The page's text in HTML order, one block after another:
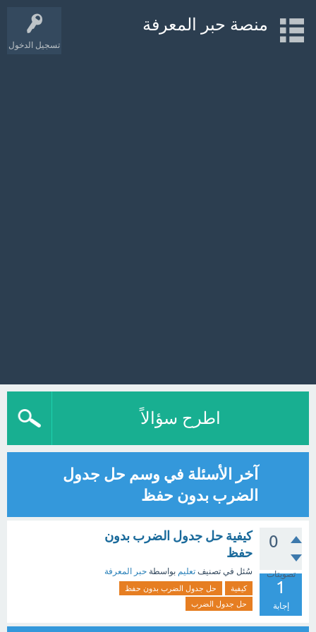
تسجيل الدخول
منصة حبر المعرفة
اطرح سؤالاً
آخر الأسئلة في وسم حل جدول
الضرب بدون حفظ
0
تصويتات
1
إجابة
كيفية حل جدول الضرب بدون
حفظ
سُئل في تصنيف تعليم بواسطة حبر المعرفة
كيفية
حل جدول الضرب بدون حفظ
حل جدول الضرب